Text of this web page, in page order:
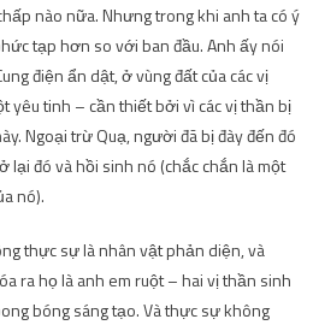
nào nữa. Nhưng trong khi anh ta có ý
tạp hơn so với ban đầu. Anh ấy nói
điện ẩn dật, ở vùng đất của các vị
yêu tinh – cần thiết bởi vì các vị thần bị
Ngoại trừ Quạ, người đã bị đày đến đó
lại đó và hồi sinh nó (chắc chắn là một
nó).
thực sự là nhân vật phản diện, và
ra họ là anh em ruột – hai vị thần sinh
bóng sáng tạo. Và thực sự không